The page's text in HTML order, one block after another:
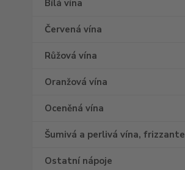
Bílá vína
Červená vína
Růžová vína
Oranžová vína
Oceněná vína
Šumivá a perlivá vína, frizzante
Ostatní nápoje